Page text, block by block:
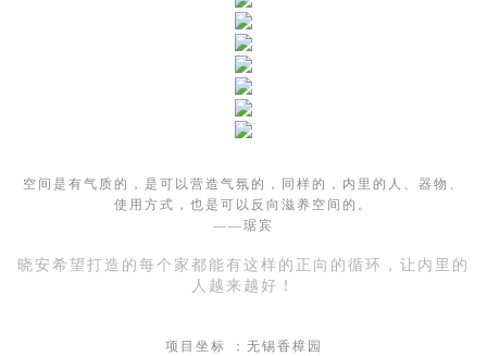
空间是有气质的，是可以营造气氛的，同样的，内里的人、器物、
使用方式，也是可以反向滋养空间的。
——琚宾
晓安希望打造的每个家都能有这样的正向的循环，让内里的
人越来越好！
项目坐标 ：无锡香樟园